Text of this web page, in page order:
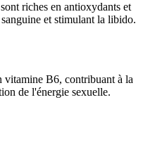
riches en antioxydants et
et stimulant la libido.
vitamine B6, contribuant à la
de l'énergie sexuelle.